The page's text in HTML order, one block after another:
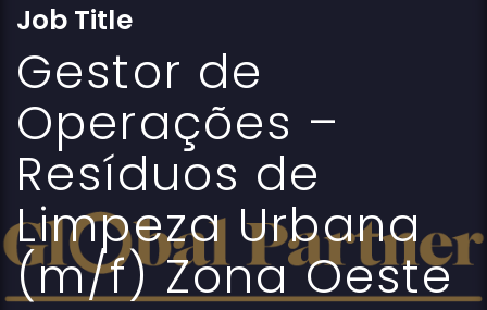
Job Title
Gestor de
Operações –
Resíduos de
Limpeza Urbana
(m/f) Zona Oeste